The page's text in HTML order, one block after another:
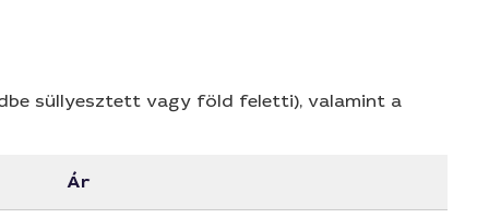
süllyesztett vagy föld feletti), valamint a
Ár